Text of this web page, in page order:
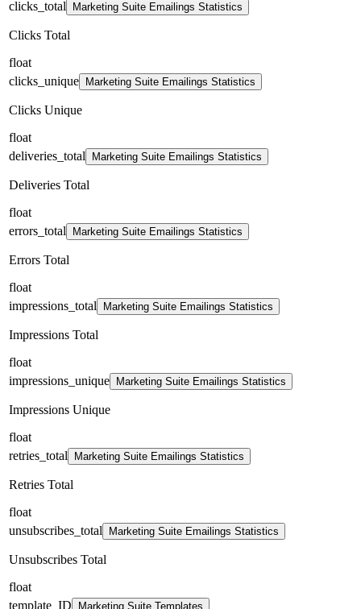
clicks_total
Marketing Suite Emailings Statistics
Clicks Total
float
clicks_unique
Marketing Suite Emailings Statistics
Clicks Unique
float
deliveries_total
Marketing Suite Emailings Statistics
Deliveries Total
float
errors_total
Marketing Suite Emailings Statistics
Errors Total
float
impressions_total
Marketing Suite Emailings Statistics
Impressions Total
float
impressions_unique
Marketing Suite Emailings Statistics
Impressions Unique
float
retries_total
Marketing Suite Emailings Statistics
Retries Total
float
unsubscribes_total
Marketing Suite Emailings Statistics
Unsubscribes Total
float
template_ID
Marketing Suite Templates